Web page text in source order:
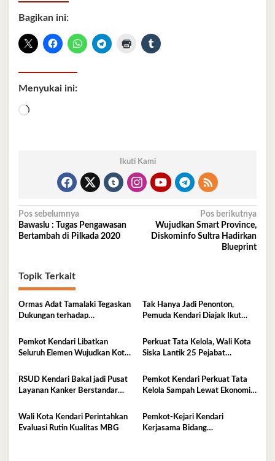
Bagikan ini:
Menyukai ini:
Memuat...
Ikuti Kami
Navigasi
pos
Pos sebelumnya
Bawaslu : Tugas Pengawasan
Bertambah di Pilkada 2020
Pos berikutnya
Wujudkan Smart Province,
Diskominfo Sultra Hadirkan
Blueprint
Topik Terkait
Ormas Adat Tamalaki Tegaskan
Dukungan terhadap
Tak Hanya Jadi Penonton,
Pemuda Kendari Diajak Ikut
Pemkot Kendari Libatkan
Seluruh Elemen Wujudkan Kota
Perkuat Tata Kelola, Wali Kota
Siska Lantik 25 Pejabat
RSUD Kendari Bakal jadi Pusat
Layanan Kanker Berstandar
Pemkot Kendari Perkuat Tata
Kelola Sampah Lewat Ekonomi
Wali Kota Kendari Perintahkan
Evaluasi Rutin Kualitas MBG
Pemkot-Kejari Kendari
Kerjasama Bidang